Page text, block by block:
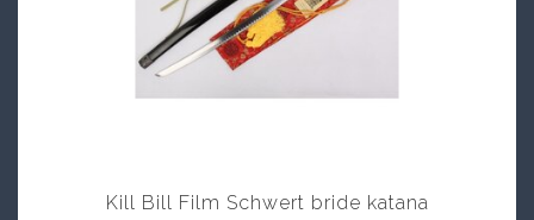
Kill Bill Film Schwert bride katana